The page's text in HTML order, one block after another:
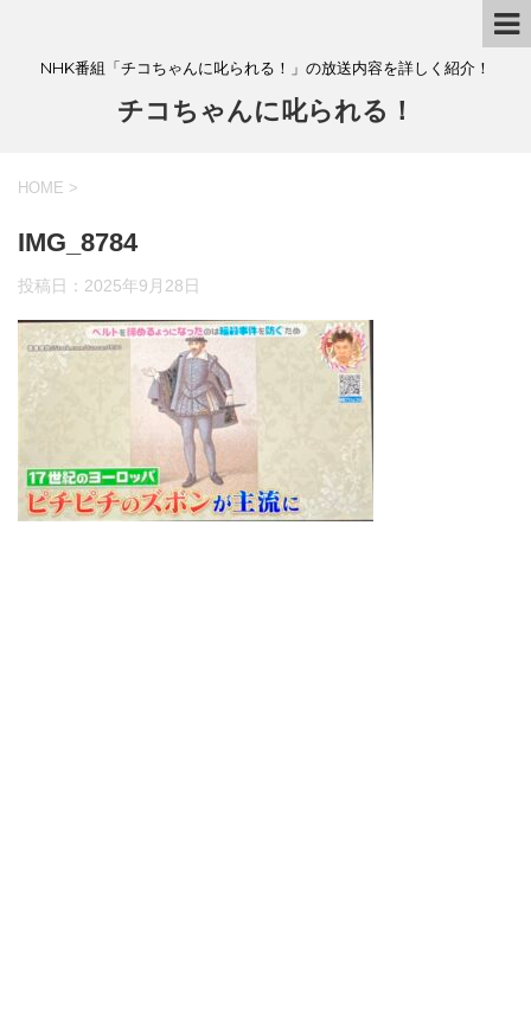
NHK番組「チコちゃんに叱られる！」の放送内容を詳しく紹介！
チコちゃんに叱られる！
HOME >
IMG_8784
投稿日： 2025年9月28日